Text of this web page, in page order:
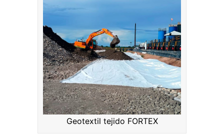
Geotextil tejido FORTEX